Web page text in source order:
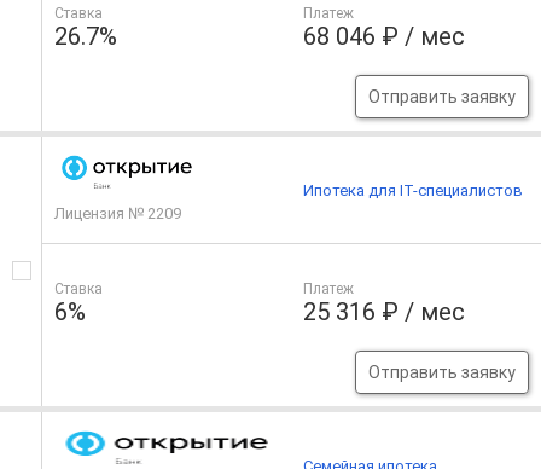
Ставка
26.7%
Платеж
68 046 ₽ / мес
Отправить заявку
Лицензия № 2209
Ставка
6%
Платеж
25 316 ₽ / мес
Отправить заявку
Ипотека для IT-специалистов
Семейная ипотека